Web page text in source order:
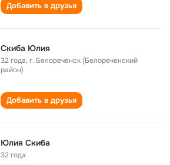
Добавить в друзья
Скиба Юлия
32 года,г. Белореченск (Белореченский
район)
Добавить в друзья
Юлия Скиба
32 года